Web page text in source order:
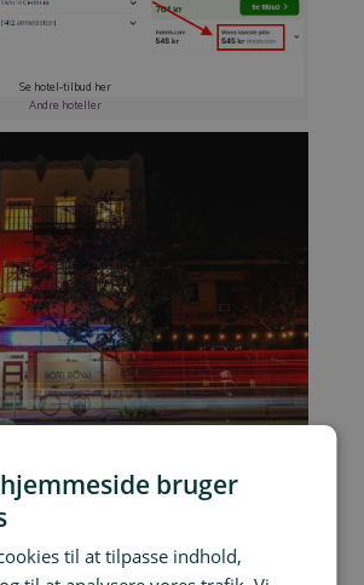
Se hotel-tilbud her
Andre hoteller
bruger
til at tilpasse indhold,